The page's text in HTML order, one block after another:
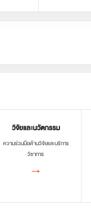
วิจัยและนวัตกรรม
ความร่วมมือด้านวิจัยและบริการ
วิชาการ
→